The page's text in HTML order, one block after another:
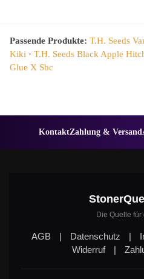
Passende Produkte: T.H. Seeds
Kiki · T.H. Seeds Black Apple
Glue X Sbc
KontaktZahlung & Versand
Die Quelle für
AGB | Datenschutz |
Widerruf
|